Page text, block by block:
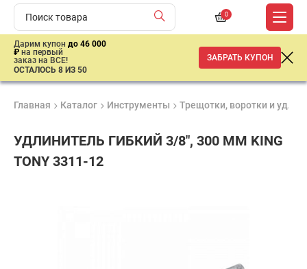
0
Дарим купон до 46 000
₽ на первый
заказ на ВСЕ!
ОСТАЛОСЬ 8 ИЗ 50
ЗАБРАТЬ КУПОН
Главная Каталог Инструменты Трещотки, воротки и
УДЛИНИТЕЛЬ ГИБКИЙ 3/8", 300 ММ KING
TONY 3311-12